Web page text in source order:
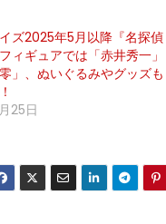
ズ2025年5月以降『名探偵
ィギュアでは「赤井秀一」
」、ぬいぐるみやグッズも
25日